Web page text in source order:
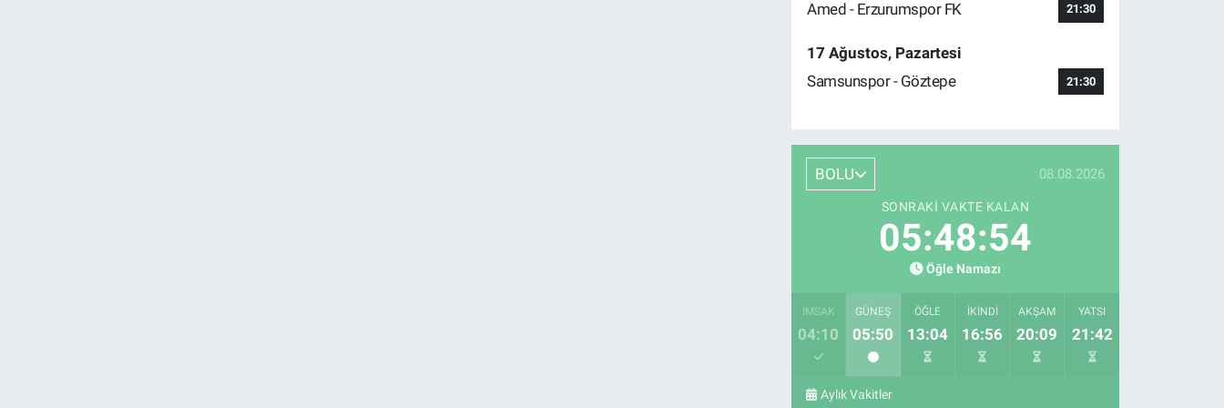
Amed - Erzurumspor FK 21:30
17 Ağustos, Pazartesi
Samsunspor - Göztepe
21:30
BOLU 08.08.2026
SONRAKI VAKTE KALAN
05:48:53
Öğle Namazı
İMSAK
04:10
GÜNEŞ
05:50
ÖĞLE
13:04
İKINDI
16:56
AKŞAM
20:09
YATSI
21:42
Aylık Vakitler